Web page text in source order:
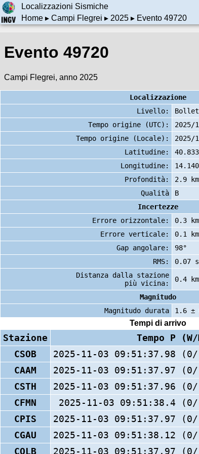
Localizzazioni Sismiche
Home▸ Campi Flegrei ▸ 2025▸ Evento 49720
Evento 49720
Campi Flegrei, anno 2025
Localizzazione
Livello:
Tempo origine (UTC):
2025/
Tempo origine (Locale):
2025/
Latitudine:
Longitudine:
Profondità:
2.9 km
Qualità
B
Incertezze
Errore orizzontale:
0.3 km
Errore verticale:
0.1 km
Gap angolare:
98°
RMS:
0.07 s
Distanza dalla stazione
più vicina:
0.4 km
Magnitudo
Magnitudo durata
1.6 ±
Tempi di arrivo
Stazione Tempo P (W/
CSOB
2025-11-03 09:51:37.98
CAAM
2025-11-03 09:51:37.97
CSTH
2025-11-03 09:51:37.96
CFMN
2025-11-03 09:51:38.4
CPIS
2025-11-03 09:51:37.97
CGAU
2025-11-03 09:51:38.12
COLB
2025-11-03 09:51:37.97